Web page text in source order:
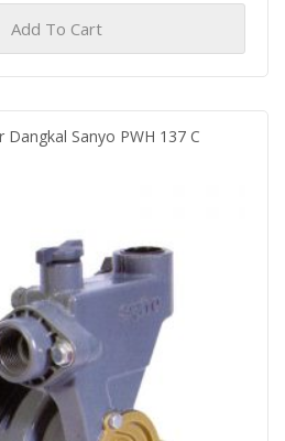
Add To Cart
Sanyo PWH 137 C